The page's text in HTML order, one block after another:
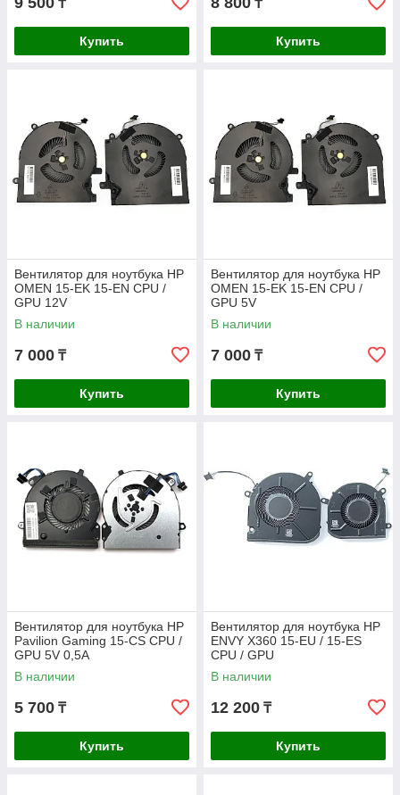
₸
Купить
₸
Купить
Вентилятор для ноутбука HP
OMEN 15-EK 15-EN CPU /
GPU 12V
В наличии
7 000 ₸
Купить
Вентилятор для ноутбука HP
OMEN 15-EK 15-EN CPU /
GPU 5V
В наличии
7 000 ₸
Купить
Вентилятор для ноутбука HP
Pavilion Gaming 15-CS CPU /
GPU 5V 0,5A
В наличии
5 700 ₸
Купить
Вентилятор для ноутбука HP
ENVY X360 15-EU / 15-ES
CPU / GPU
В наличии
12 200 ₸
Купить